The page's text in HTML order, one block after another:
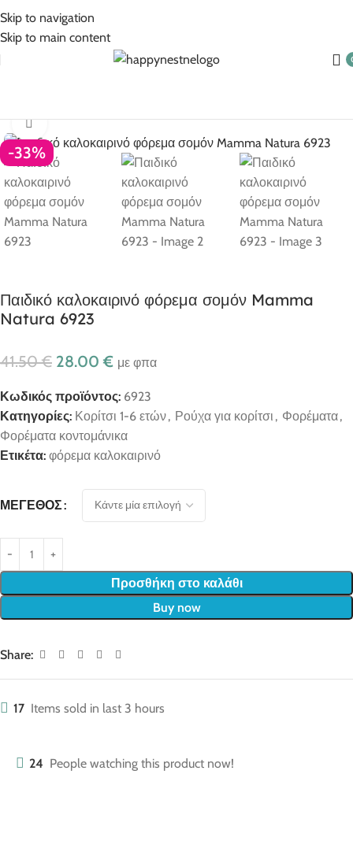
Skip to navigation
Skip to main content
-33%
Click to enlarge
Παιδικό καλοκαιρινό φόρεμα σομόν Mamma
Natura 6923
41.50€ 28.00€ με φπα
Κωδικός προϊόντος: 6923
Κατηγορίες: Κορίτσι 1-6 ετών, Ρούχα για κορίτσι , Φορέματα,
Φορέματα κοντομάνικα
Ετικέτα: φόρεμα καλοκαιρινό
ΜΈΓΕΘΟΣ
Προσθήκη στο καλάθι
Buy now
Share:
17 Items sold in last 3 hours
24 People watching this product now!
5% Επιπλέον έκπτωση για πληρωμές με κάρτα!